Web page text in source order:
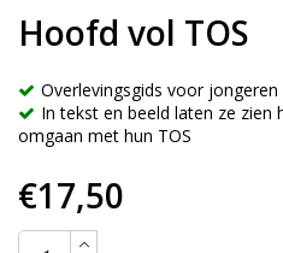
Hoofd vol TOS
Overlevingsgids voor jongeren
In tekst en beeld laten ze zien
omgaan met hun TOS
€17,50